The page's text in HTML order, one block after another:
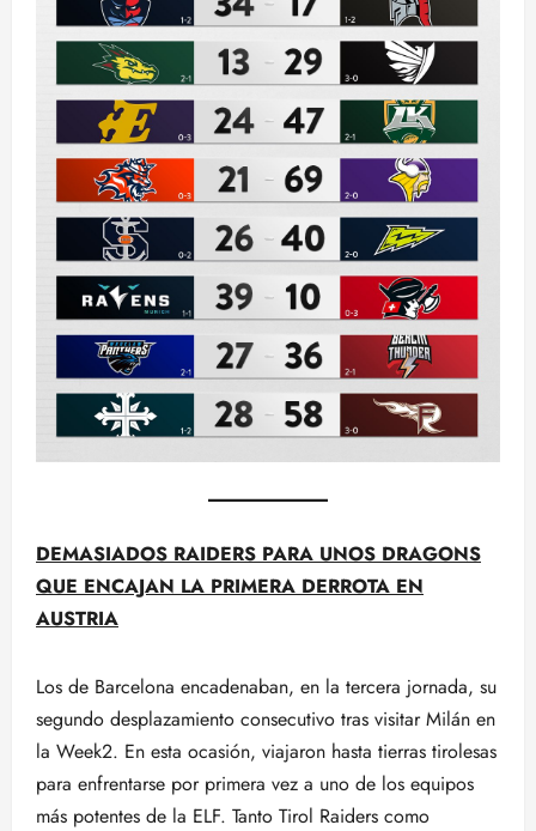
DEMASIADOS RAIDERS PARA UNOS DRAGONS
QUE ENCAJAN LA PRIMERA DERROTA EN
AUSTRIA
Los de Barcelona encadenaban, en la tercera jornada, su
segundo desplazamiento consecutivo tras visitar Milán en
la Week2. En esta ocasión, viajaron hasta tierras tirolesas
para enfrentarse por primera vez a uno de los equipos
más potentes de la ELF. Tanto Tirol Raiders como